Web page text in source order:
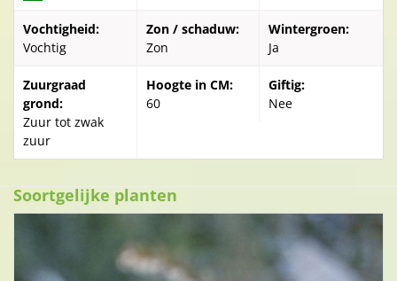
Vochtigheid:
Vochtig
Zon / schaduw:
Zon
Wintergroen:
Ja
Zuurgraad
grond:
Zuur tot zwak
zuur
Hoogte in CM:
60
Giftig:
Nee
Soortgelijke planten